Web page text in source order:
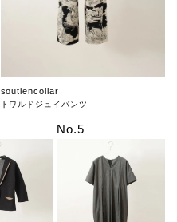
soutiencollar
トワルドジュイパンツ
No.5